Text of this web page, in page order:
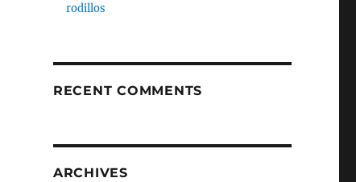
rodillos
RECENT COMMENTS
ARCHIVES